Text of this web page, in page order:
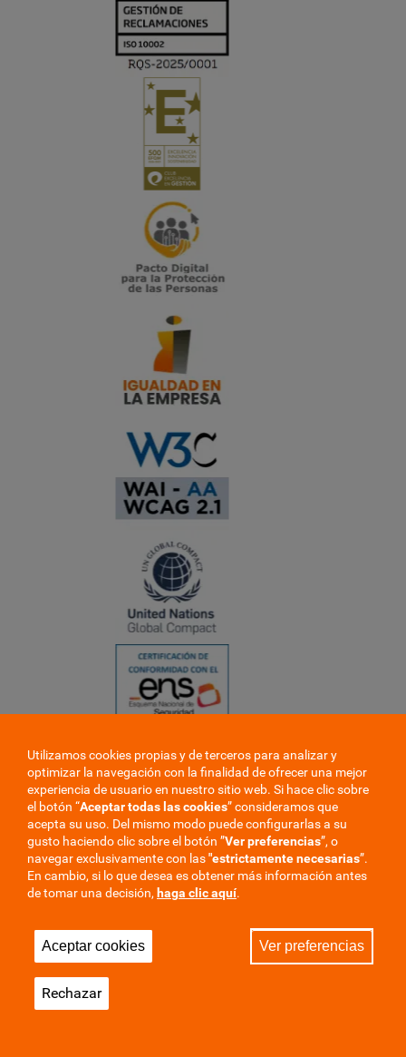
❮
Privacidad Cookies
Utilizamos cookies propias y de terceros para analizar y
optimizar la navegación con la finalidad de ofrecer una mejor
experiencia de usuario en nuestro sitio web. Si hace clic sobre
el botón “Aceptar todas las cookies” consideramos que
acepta su uso. Del mismo modo puede configurarlas a su
gusto haciendo clic sobre el botón ”Ver preferencias”, o
navegar exclusivamente con las"estrictamentenecesarias”.
En cambio, si lo que desea es obtener más información antes
de tomar una decisión, haga clic aquí.
Aceptar cookies Ver preferencias
Rechazar